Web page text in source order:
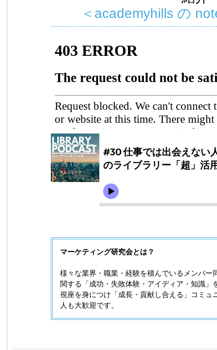
＜academyhills の
マーケティング研究会とは？
様々な業界・職業・経験を積んでいるメンバー
関する「成功・失敗体験・アイディア・知識」
視座を身につけ「成長・貢献し合える」コミュ
人も大歓迎です。